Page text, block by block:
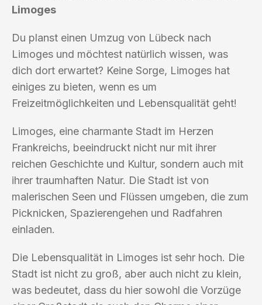
Limoges
Du planst einen Umzug von Lübeck nach
Limoges und möchtest natürlich wissen, was
dich dort erwartet? Keine Sorge, Limoges hat
einiges zu bieten, wenn es um
Freizeitmöglichkeiten und Lebensqualität geht!
Limoges, eine charmante Stadt im Herzen
Frankreichs, beeindruckt nicht nur mit ihrer
reichen Geschichte und Kultur, sondern auch mit
ihrer traumhaften Natur. Die Stadt ist von
malerischen Seen und Flüssen umgeben, die zum
Picknicken, Spazierengehen und Radfahren
einladen.
Die Lebensqualität in Limoges ist sehr hoch. Die
Stadt ist nicht zu groß, aber auch nicht zu klein,
was bedeutet, dass du hier sowohl die Vorzüge